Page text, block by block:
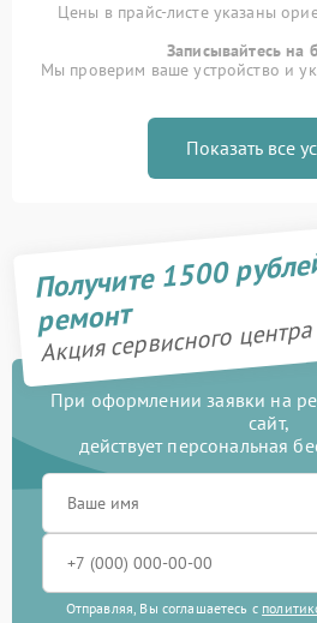
Цены в прайс-листе указаны
Записывайтесь на
Мы проверим ваше устройство и
Показать все
Получите 1500
ремонт
Акция сервисного
При оформлении заявки на
сайт,
действует персональная
Отправляя, Вы соглашаетесь с